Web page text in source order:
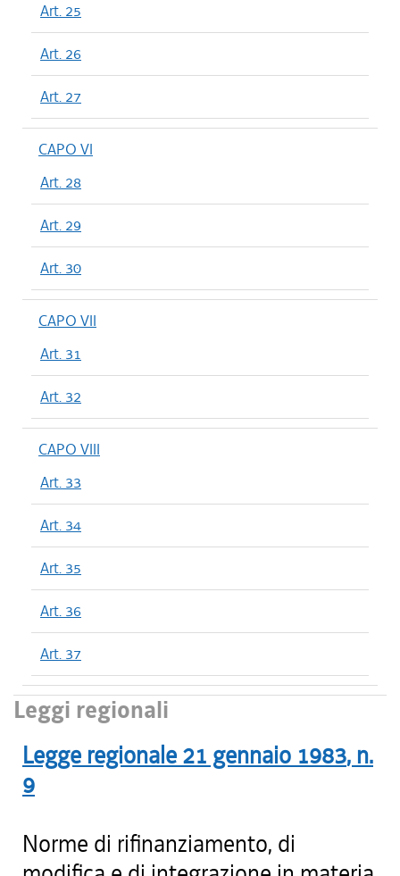
Art. 25
Art. 26
Art. 27
CAPO VI
Art. 28
Art. 29
Art. 30
CAPO VII
Art. 31
Art. 32
CAPO VIII
Art. 33
Art. 34
Art. 35
Art. 36
Art. 37
Leggi regionali
Legge regionale 21 gennaio 1983, n.
9
Norme di rifinanziamento, di